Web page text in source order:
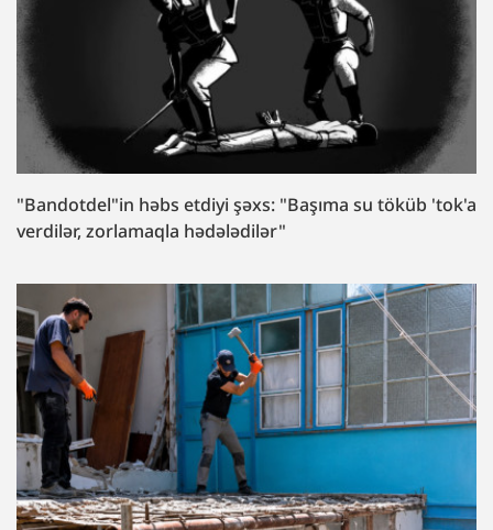
"Bandotdel"in həbs etdiyi şəxs: "Başıma su töküb 'tok'a
verdilər, zorlamaqla hədələdilər"